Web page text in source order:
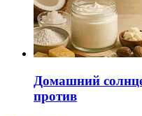
Домашний
против